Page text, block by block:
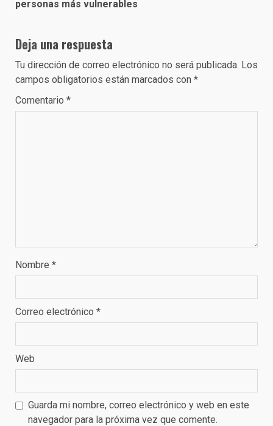
personas más vulnerables
Deja una respuesta
Tu dirección de correo electrónico no será publicada. Los
campos obligatorios están marcados con *
Comentario *
Nombre *
Correo electrónico *
Web
Guarda mi nombre, correo electrónico y web en este
navegador para la próxima vez que comente.